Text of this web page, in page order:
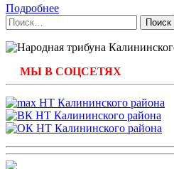
Подробнее
Найти:
МЫ В СОЦСЕТЯХ